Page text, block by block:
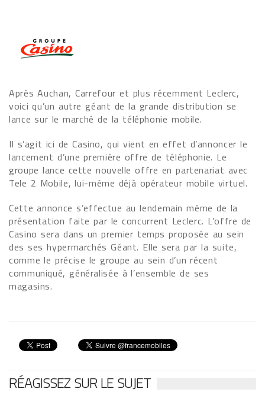
Après Auchan, Carrefour et plus récemment Leclerc,
voici qu’un autre géant de la grande distribution se
lance sur le marché de la téléphonie mobile.
Il s’agit ici de Casino, qui vient en effet d’annoncer le
lancement d’une première offre de téléphonie. Le
groupe lance cette nouvelle offre en partenariat avec
Tele 2 Mobile, lui-même déjà opérateur mobile virtuel.
Cette annonce s’effectue au lendemain même de la
présentation faite par le concurrent Leclerc. L’offre de
Casino sera dans un premier temps proposée au sein
des ses hypermarchés Géant. Elle sera par la suite,
comme le précise le groupe au sein d’un récent
communiqué, généralisée à l’ensemble de ses
magasins.
RÉAGISSEZ SUR LE SUJET